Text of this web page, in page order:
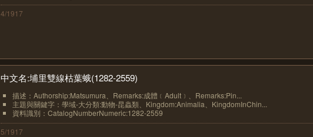
4/1917
中文名:埔里雙線枯葉蛾(1282-2559)
描述：Authorship:Matsumura、Remarks:成體﹝Adult﹞、Remarks:Pin...
主題與關鍵字：學域-大分類:動物-昆蟲類、Kingdom:Animalia、KingdomInChin...
資料識別：CatalogNumberNumeric:1282-2559
5/1917